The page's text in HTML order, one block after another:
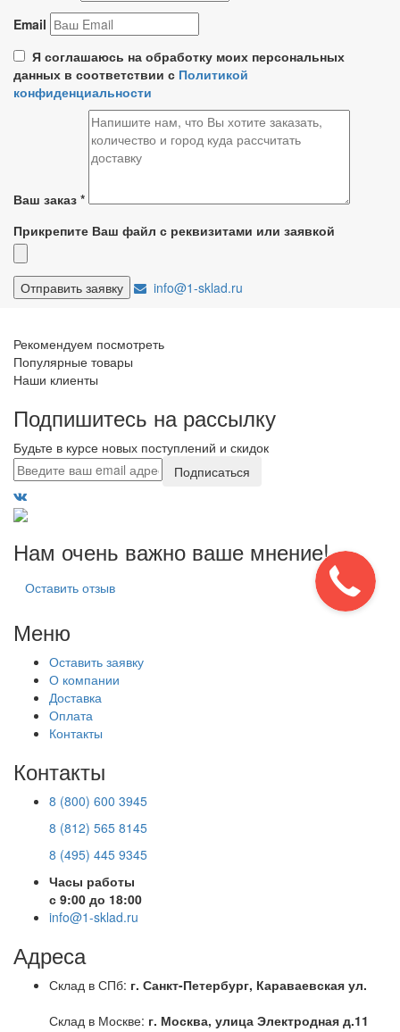
Email
Я соглашаюсь на обработку моих персональных
данных в соответствии с Политикой
конфиденциальности
Ваш заказ *
Прикрепите Ваш файл с реквизитами или заявкой
info@1-sklad.ru
Рекомендуем посмотреть
Популярные товары
Наши клиенты
Подпишитесь на рассылку
Будьте в курсе новых поступлений и скидок
Подписаться
Нам очень важно ваше мнение!
Оставить отзыв
Меню
Оставить заявку
О компании
Доставка
Оплата
Контакты
Контакты
8 (800) 600 3945
8 (812) 565 8145
8 (495) 445 9345
Часы работы
с 9:00 до 18:00
info@1-sklad.ru
Адреса
Склад в СПб: г. Санкт-Петербург, Караваевская ул.
Склад в Москве: г. Москва, улица Электродная д.11